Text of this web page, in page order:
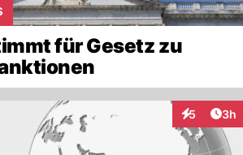
für Gesetz zu
5 3h